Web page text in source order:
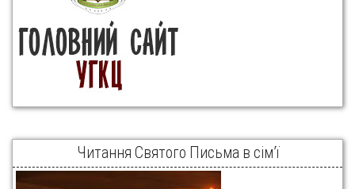
Читання Святого Письма в сім’ї